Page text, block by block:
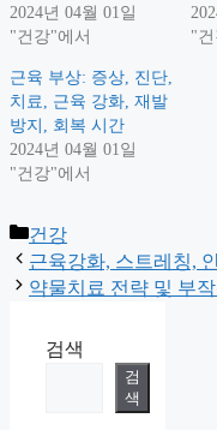
2024년 04월 01일
"건강"에서
"건
근육 부상: 증상, 진단,
치료, 근육 강화, 재발
방지, 회복 시간
2024년 04월 01일
"건강"에서
Categories
건강
근육강화, 스트레칭,
약물치료 전략 및 부
검색
검
색